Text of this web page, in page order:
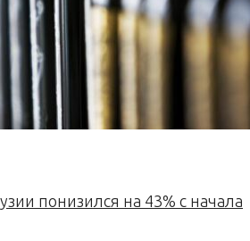
понизился на 43% с начала